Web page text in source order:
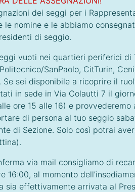
dei seggi per i
nomine e le abbiamo
di seggio.
vuoti nei quartieri periferici di
SanPaolo, CitTurin,
Se sei disponibile a ricoprire il
in sede in Via Colautti 7 il
ore 15 alle 16) e
di persona al tuo seggio
di Sezione. Solo così potrai
via mail consigliamo di
16:00, al momento
sia effettivamente arrivata al